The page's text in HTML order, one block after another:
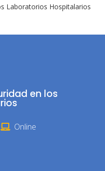
Laboratorios Hospitalarios
en los
Online